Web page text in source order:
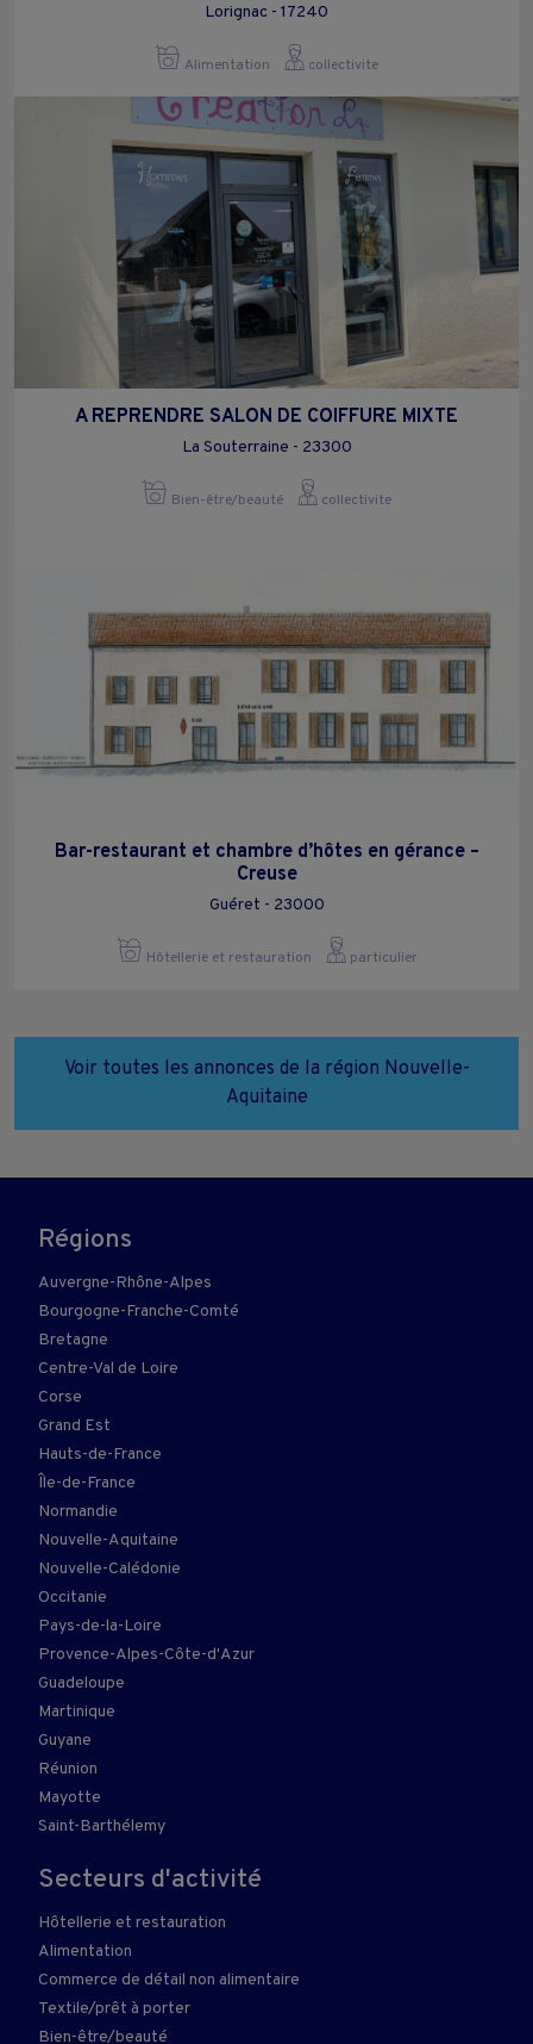
Lorignac - 17240
Alimentation collectivite
A REPRENDRE SALON DE COIFFURE MIXTE
La Souterraine - 23300
Bien-être/beauté collectivite
Bar-restaurant et chambre d’hôtes en gérance –
Creuse
Guéret - 23000
Hôtellerie et restauration particulier
Voir toutes les annonces de la région Nouvelle-
Aquitaine
Régions
Auvergne-Rhône-Alpes
Bourgogne-Franche-Comté
Bretagne
Centre-Val de Loire
Corse
Grand Est
Hauts-de-France
Île-de-France
Normandie
Nouvelle-Aquitaine
Nouvelle-Calédonie
Occitanie
Pays-de-la-Loire
Provence-Alpes-Côte-d'Azur
Guadeloupe
Martinique
Guyane
Réunion
Mayotte
Saint-Barthélemy
Secteurs d'activité
Hôtellerie et restauration
Alimentation
Commerce de détail non alimentaire
Textile/prêt à porter
Bien-être/beauté